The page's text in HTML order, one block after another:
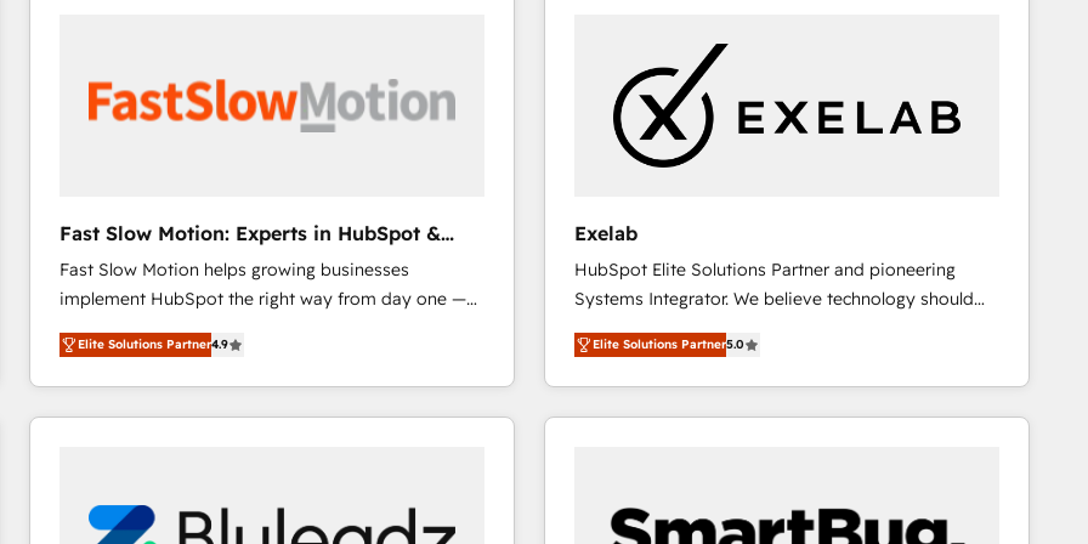
scale. 🏆 HubSpot’s CEO called us “the partner of the
future.” Others agree it is proof of trust built through
worldwide, and with over 15 years in the ecosystem,
Huble has built a track record that speaks for itself.
One company, one operating model, delivering
across offices and consulting teams in the UK, USA,
Canada, Germany, France, Belgium, Singapore, and
international offices and 175+ employees.
Fast Slow Motion: Experts in HubSpot &
Salesforce
Fast Slow Motion helps growing businesses
implement HubSpot the right way from day one —
with the flexibility to scale as complexity increases.
Highly certified in both HubSpot and Salesforce, we
bring deep experience in CRM implementation,
integrations, and data migration across modern
combines strong technical execution with real
business perspective. Many of our consultants have
Elite Solutions Partner4.9
Exelab
HubSpot Elite Solutions Partner and pioneering
Systems Integrator. We believe technology should
serve business strategy, not the other way around.
Every engagement begins with clear objectives,
customer journey mapping, and measurable KPIs.
Only then we architect solutions. The question is
Connectors, workflows, and data architectures that
make HubSpot the operational hub, integrated with
Elite Solutions Partner5.0